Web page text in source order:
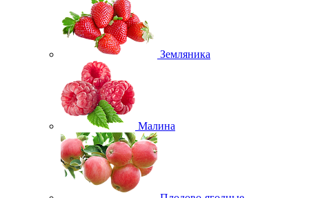
Земляника
Малина